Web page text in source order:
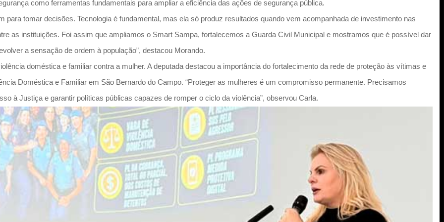
como ferramentas fundamentais para ampliar a eficiência das ações de segurança pública.
para tomar decisões. Tecnologia é fundamental, mas ela só produz resultados quando vem acompanhada de investimento nas
as instituições. Foi assim que ampliamos o Smart Sampa, fortalecemos a Guarda Civil Municipal e mostramos que é possível dar
a sensação de ordem à população”, destacou Morando.
doméstica e familiar contra a mulher. A deputada destacou a importância do fortalecimento da rede de proteção às vítimas e
Doméstica e Familiar em São Bernardo do Campo. “Proteger as mulheres é um compromisso permanente. Precisamos
à Justiça e garantir políticas públicas capazes de romper o ciclo da violência”, observou Carla.